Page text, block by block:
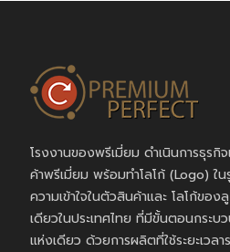
โรงงานของพรีเมี่ยม ดำเนินการธุรกิ
ค้าพรีเมี่ยม พร้อมทำโลโก้ (Logo) ใ
ความเข้าใจในตัวสินค้าและ โลโก้ของ
เดียวในประเทศไทย ที่มีขั้นตอนกระบ
แห่งเดียว ด้วยการผลิตที่ใช้ระยะเวลา